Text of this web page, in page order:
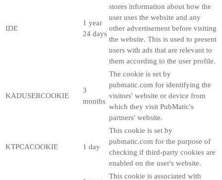
IDE
1 year
24 days
stores information about how the
user uses the website and any
other advertisement before visiting
the website. This is used to present
users with ads that are relevant to
them according to the user profile.
KADUSERCOOKIE
3
months
The cookie is set by
pubmatic.com for identifying the
visitors' website or device from
which they visit PubMatic's
partners' website.
KTPCACOOKIE 1 day
This cookie is set by
pubmatic.com for the purpose of
checking if third-party cookies are
enabled on the user's website.
This cookie is associated with